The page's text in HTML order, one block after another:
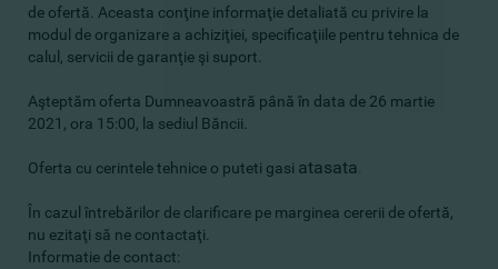
de ofertă. Aceasta conţine informaţie detaliată cu privire la
modul de organizare a achiziţiei, specificaţiile pentru tehnica de
calul, servicii de garanţie şi suport.
Aşteptăm oferta Dumneavoastră până în data de 26 martie
2021, ora 15:00, la sediul Băncii.
Oferta cu cerintele tehnice o puteti gasi atasata
În cazul întrebărilor de clarificare pe marginea cererii de ofertă,
nu ezitaţi să ne contactaţi.
Informatie de contact: